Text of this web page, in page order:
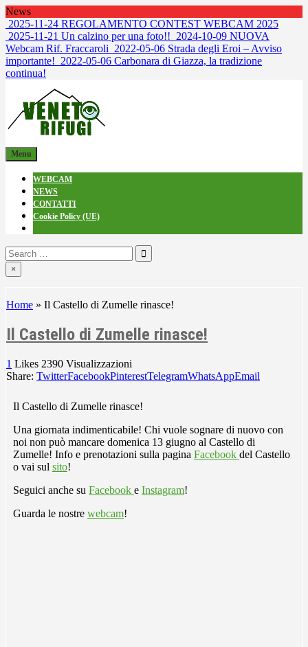
Skip
to
content
News
2025-11-24 REGOLAMENTO CONTEST WEBCAM 2025
2025-11-21 Un calzino per una foto!! 2024-10-09 NUOVA
Webcam Rif. Fraccaroli 2022-05-06 Strada degli Eroi – Avviso
importante! 2022-05-06 Carbonara di Giazza, la tradizione
continua!
venetorifugi.it
Webcam dai Rifugi
Menu
WEBCAM
NEWS
CONTATTI
Cookie Policy (UE)
Search
for:
×
Home » Il Castello di Zumelle rinasce!
Il Castello di Zumelle rinasce!
1 Likes 2390 Visualizzazioni
Share: TwitterFacebookPinterestTelegramWhatsAppEmail
Il Castello di Zumelle rinasce!
Una giornata indimenticabile! Chi vuole sognare di nuovo con
noi non può mancare domenica 13 giugno al Castello di
Zumelle! Info e prenotazioni sulla pagina Facebook del Castello
o vai sul sito!
Seguici anche su Facebook e Instagram!
Guarda le nostre webcam!